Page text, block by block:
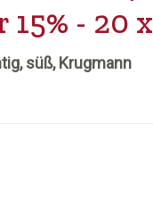
- 20
süß, Krugmann